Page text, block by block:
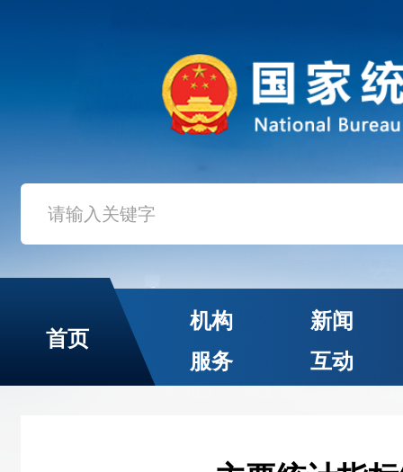
首页
机构
新闻
服务
互动